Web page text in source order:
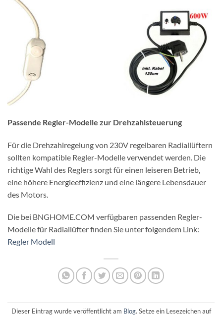
Passende Regler-Modelle zur Drehzahlsteuerung
Für die Drehzahlregelung von 230V regelbaren Radiallüftern
sollten kompatible Regler-Modelle verwendet werden. Die
richtige Wahl des Reglers sorgt für einen leiseren Betrieb,
eine höhere Energieeffizienz und eine längere Lebensdauer
des Motors.
Die bei BNGHOME.COM verfügbaren passenden Regler-
Modelle für Radiallüfter finden Sie unter folgendem Link:
Regler Modell
Dieser Eintrag wurde veröffentlicht am Blog. Setze ein Lesezeichen auf